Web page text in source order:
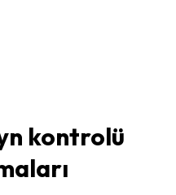
kontrolü